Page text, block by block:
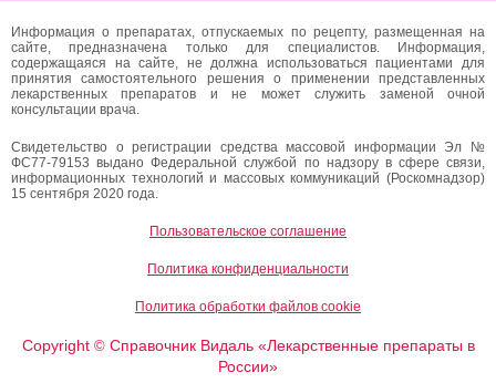
Информация о препаратах, отпускаемых по рецепту, размещенная на
сайте, предназначена только для специалистов. Информация,
содержащаяся на сайте, не должна использоваться пациентами для
принятия самостоятельного решения о применении представленных
лекарственных препаратов и не может служить заменой очной
консультации врача.
Свидетельство о регистрации средства массовой информации Эл №
ФС77-79153 выдано Федеральной службой по надзору в сфере связи,
информационных технологий и массовых коммуникаций (Роскомнадзор)
15 сентября 2020 года.
Пользовательское соглашение
Политика конфиденциальности
Политика обработки файлов cookie
Copyright ©Справочник Видаль «Лекарственные препараты в
России»